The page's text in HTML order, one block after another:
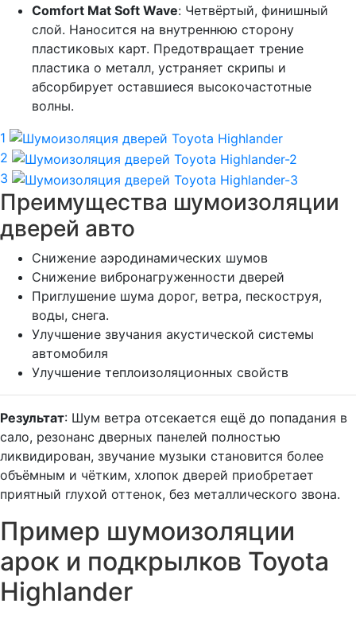
Comfort Mat Soft Wave: Четвёртый, финишный
слой. Наносится на внутреннюю сторону
пластиковых карт. Предотвращает трение
пластика о металл, устраняет скрипы и
абсорбирует оставшиеся высокочастотные
волны.
1
2
3
Преимущества шумоизоляции
дверей авто
Снижение аэродинамических шумов
Снижение вибронагруженности дверей
Приглушение шума дорог, ветра, пескоструя,
воды, снега.
Улучшение звучания акустической системы
автомобиля
Улучшение теплоизоляционных свойств
Результат: Шум ветра отсекается ещё до попадания в
сало, резонанс дверных панелей полностью
ликвидирован, звучание музыки становится более
объёмным и чётким, хлопок дверей приобретает
приятный глухой оттенок, без металлического звона.
Пример шумоизоляции
арок и подкрылков Toyota
Highlander